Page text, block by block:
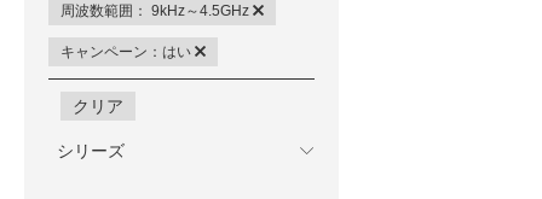
周波数範囲： 9kHz～4.5GHz
キャンペーン：はい
クリア
シリーズ